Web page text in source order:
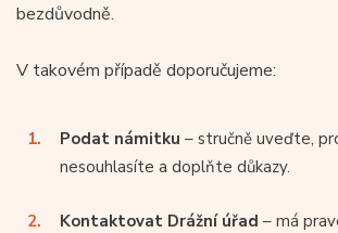
bezdůvodně.
V takovém případě doporučujeme:
Podat námitku – stručně uveďte,
nesouhlasíte a doplňte důkazy.
Kontaktovat Drážní úřad – má